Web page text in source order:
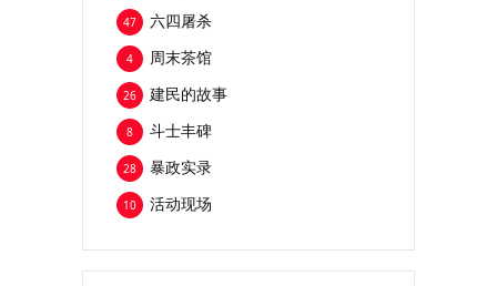
六四屠杀
47
周末茶馆
4
建民的故事
26
斗士丰碑
8
暴政实录
28
活动现场
10